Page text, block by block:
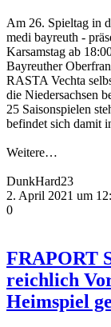
Am 26. Spieltag in
medi bayreuth -
Karsamstag ab
Bayreuther
RASTA Vechta
die Niedersachsen
25 Saisonspielen
befindet sich damit
Weitere…
DunkHard23
2. April 2021 um
0
FRAPORT
reichlich
Heimspiel